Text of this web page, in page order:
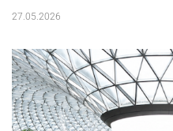
27.05.2026